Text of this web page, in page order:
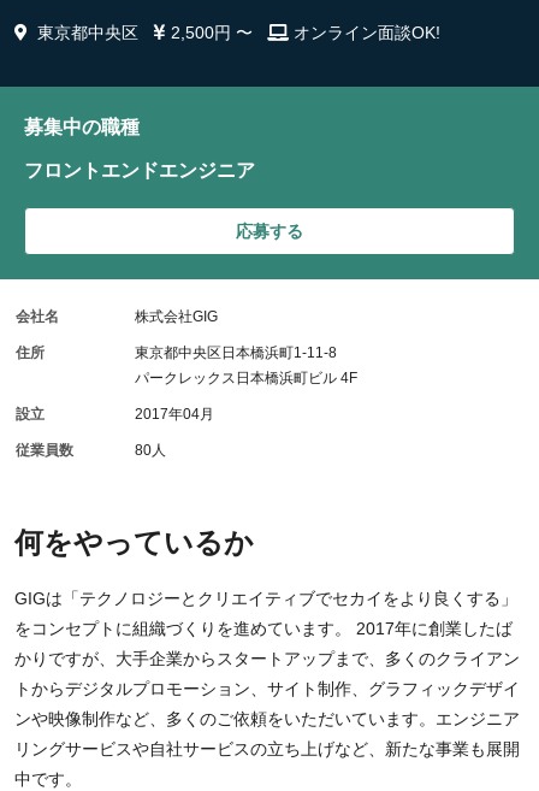
東京都中央区 2,500円 〜 オンライン面談OK!
何をやっているか
GIGは「テクノロジーとクリエイティブでセカイをより良くする」
をコンセプトに組織づくりを進めています。 2017年に創業したば
かりですが、大手企業からスタートアップまで、多くのクライアン
トからデジタルプロモーション、サイト制作、グラフィックデザイ
ンや映像制作など、多くのご依頼をいただいています。エンジニア
リングサービスや自社サービスの立ち上げなど、新たな事業も展開
中です。
募集中の職種
フロントエンドエンジニア
応募する
会社名 株式会社GIG
住所
東京都中央区日本橋浜町1-11-8
パークレックス日本橋浜町ビル 4F
設立 2017年04月
従業員数 80人